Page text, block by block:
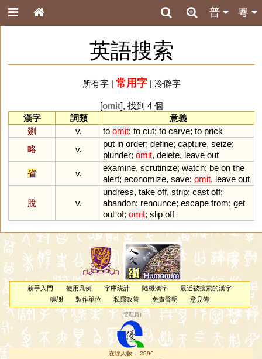
粵
普
英語搜索
所有字| 常用字| 冷僻字
[omit], 找到 4 個
漢字
詞類
意義
剟
v. to omit; to cut; to carve; to prick
略
v.
put in order; define; capture, seize;
plunder; omit, delete, leave out
省
v.
examine, scrutinize; watch; be on the
alert; economize, save; omit, leave out
脫 v.
undress, take off, strip; cast off;
abandon; renounce; escape from; get
out of; omit; slip off
新手入門 使用凡例 字庫統計 隨機漢字
最近被搜索的漢字
鳴謝
製作單位 私隱政策 免責聲明 意見簿
（管理員 ）
在線人數： 2596